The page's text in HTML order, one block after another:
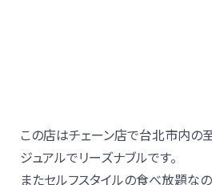
この店はチェーン店で台北市内の
ジュアルでリーズナブルです。
またセルフスタイルの食べ放題な